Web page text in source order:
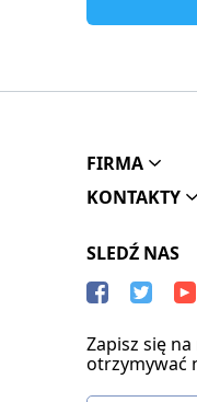
FIRMA
KONTAKTY
SLEDŹ NAS
Zapisz się
otrzymywać